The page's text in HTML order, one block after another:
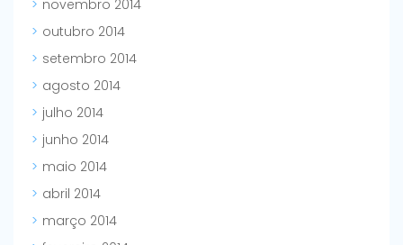
novembro 2014
outubro 2014
setembro 2014
agosto 2014
julho 2014
junho 2014
maio 2014
abril 2014
março 2014